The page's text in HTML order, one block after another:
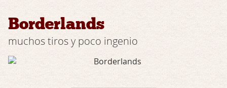
Borderlands
muchos tiros y poco ingenio